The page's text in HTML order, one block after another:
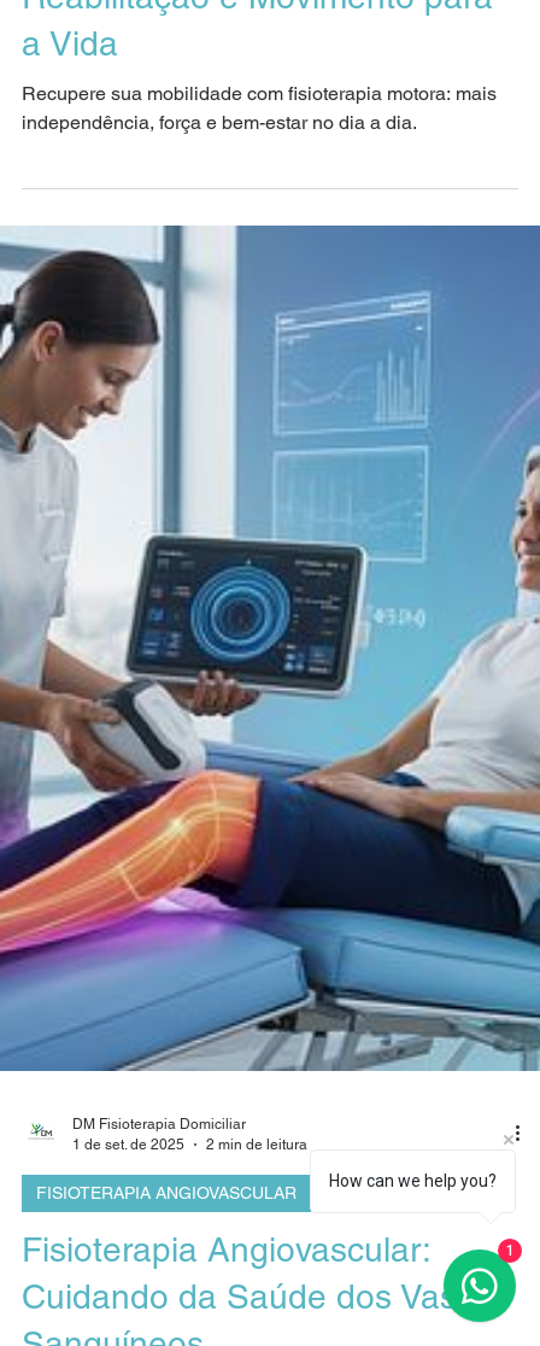
DM Fisioterapia Domiciliar
1 de set. de 2025
2 min de leitura
FISIOTERAPIA ORTOPÉDICA
Fisioterapia Ortopédica:
Reabilitação, Movimento e
Qualidade de Vida
Recupere sua mobilidade com fisioterapia ortopédica:
mais força, menos dor e mais liberdade para viver bem.
Load video
DM Fisioterapia Domiciliar
How can we help you?
1